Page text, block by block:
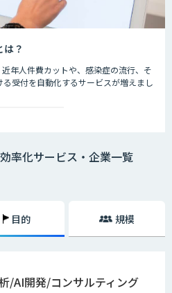
？
年人件費カットや、感染症の流行、そ
受付を自動化するサービスが増えまし
改善します。
率化サービス・企業一覧
目的 規模
/AI開発/コンサルティング